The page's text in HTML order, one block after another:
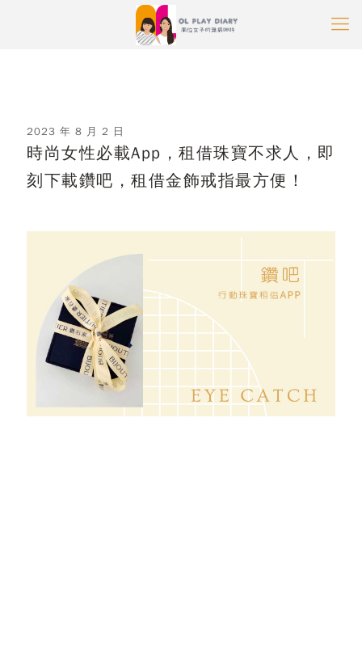
2023 年 8 月 2 日
時尚女性必載App，租借珠寶不求人，即
刻下載鑽吧，租借金飾戒指最方便！